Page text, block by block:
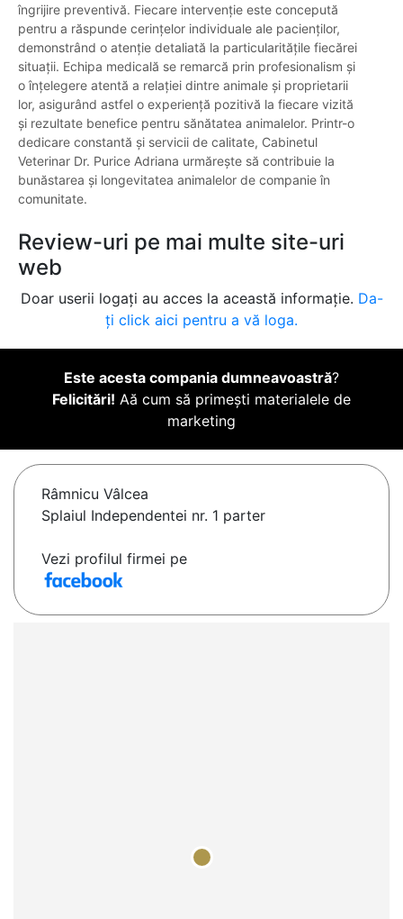
îngrijire preventivă. Fiecare intervenție este concepută
pentru a răspunde cerințelor individuale ale pacienților,
demonstrând o atenție detaliată la particularitățile fiecărei
situații. Echipa medicală se remarcă prin profesionalism și
o înțelegere atentă a relației dintre animale și proprietarii
lor, asigurând astfel o experiență pozitivă la fiecare vizită
și rezultate benefice pentru sănătatea animalelor. Printr-o
dedicare constantă și servicii de calitate, Cabinetul
Veterinar Dr. Purice Adriana urmărește să contribuie la
bunăstarea și longevitatea animalelor de companie în
comunitate.
Review-uri pe mai multe site-uri
web
Doar userii logați au acces la această informație. Da-
ți click aici pentru a vă loga.
Este acesta compania dumneavoastră?
Felicitări! Aă cum să primești materialele de
marketing
Râmnicu Vâlcea
Splaiul Independentei nr. 1 parter
Vezi profilul firmei pe